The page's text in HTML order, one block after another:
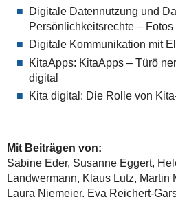
Digitale Datennutzung und
Persönlichkeitsrechte – Fotos
Digitale Kommunikation mit
KitaApps: KitaApps – Türö
digital
Kita digital: Die Rolle von
Mit Beiträgen von:
Sabine Eder, Susanne Eggert,
Landwermann, Klaus Lutz, Martin
Laura Niemeier, Eva Reichert-